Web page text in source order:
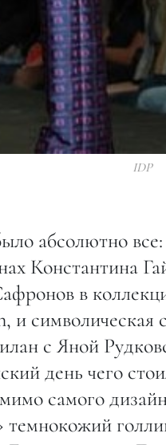
IDP
абсолютно
Константина
в
символическая
с Яной
день чего
самого